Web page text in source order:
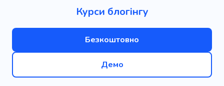
Курси блогінгу
Безкоштовно
Демо